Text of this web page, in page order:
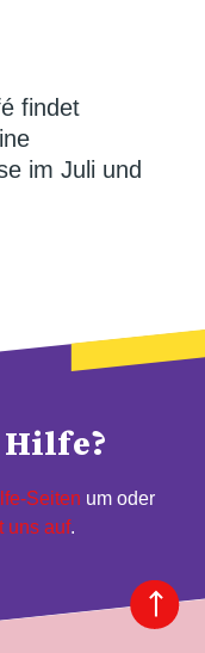
findet
im Juli und
Hilfe?
Seiten um oder
uns auf.